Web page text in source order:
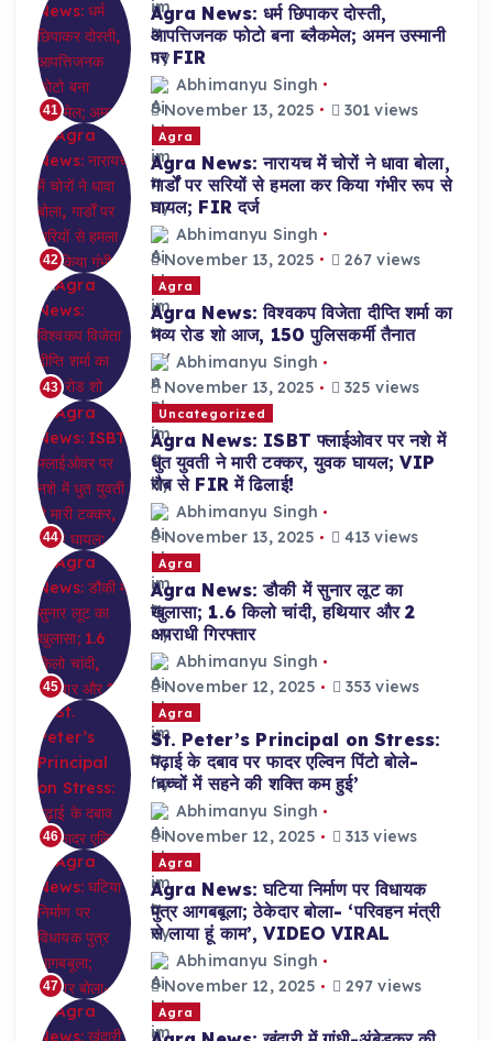
41
Agra News: धर्म छिपाकर दोस्ती,
आपत्तिजनक फोटो बना ब्लैकमेल; अमन उस्मानी
पर FIR
Abhimanyu Singh
November 13, 2025
301 views
42
Agra
Agra News: नारायच में चोरों ने धावा बोला,
गार्डों पर सरियों से हमला कर किया गंभीर रूप से
घायल; FIR दर्ज
Abhimanyu Singh
November 13, 2025
267 views
43
Agra
Agra News: विश्वकप विजेता दीप्ति शर्मा का
भव्य रोड शो आज, 150 पुलिसकर्मी तैनात
Abhimanyu Singh
November 13, 2025
325 views
44
Uncategorized
Agra News: ISBT फ्लाईओवर पर नशे में
धुत युवती ने मारी टक्कर, युवक घायल; VIP
रौब से FIR में ढिलाई!
Abhimanyu Singh
November 13, 2025
413 views
45
Agra
Agra News: डौकी में सुनार लूट का
खुलासा; 1.6 किलो चांदी, हथियार और 2
अपराधी गिरफ्तार
Abhimanyu Singh
November 12, 2025
353 views
46
Agra
St. Peter’s Principal on Stress:
पढ़ाई के दबाव पर फादर एल्विन पिंटो बोले-
‘बच्चों में सहने की शक्ति कम हुई’
Abhimanyu Singh
November 12, 2025
313 views
47
Agra
Agra News: घटिया निर्माण पर विधायक
पुत्र आगबबूला; ठेकेदार बोला- ‘परिवहन मंत्री
से लाया हूं काम’, VIDEO VIRAL
Abhimanyu Singh
November 12, 2025
297 views
Agra